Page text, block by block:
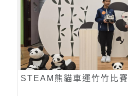
STEAM熊貓車運竹竹比賽